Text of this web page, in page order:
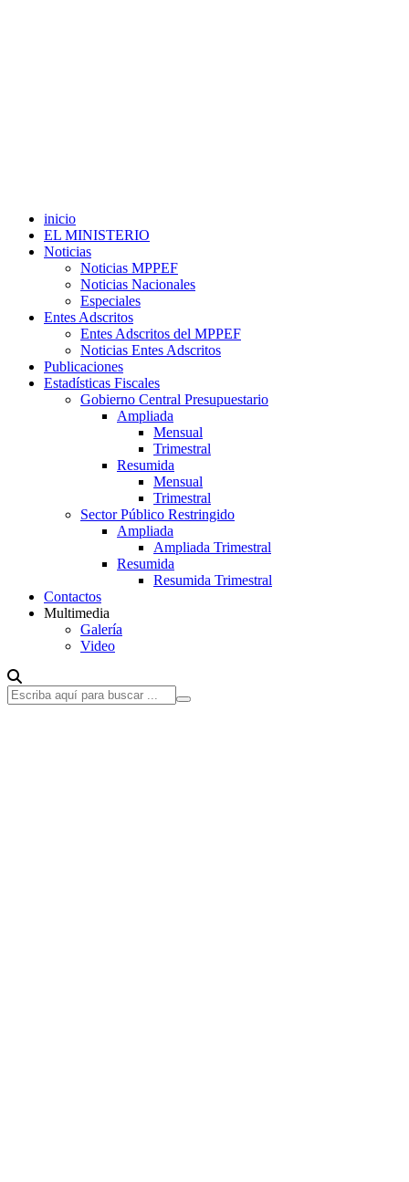
inicio
EL MINISTERIO
Noticias
Noticias MPPEF
Noticias Nacionales
Especiales
Entes Adscritos
Entes Adscritos del MPPEF
Noticias Entes Adscritos
Publicaciones
Estadísticas Fiscales
Gobierno Central Presupuestario
Ampliada
Mensual
Trimestral
Resumida
Mensual
Trimestral
Sector Público Restringido
Ampliada
Ampliada Trimestral
Resumida
Resumida Trimestral
Contactos
Multimedia
Galería
Video